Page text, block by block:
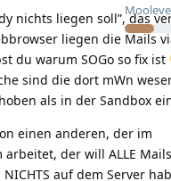
nichts liegen soll”, das
liegen die Mails via
du warum SOGo so fix ist
sind die dort mWn
als in der Sandbox
einen anderen, der im
arbeitet, der will ALLE
auf dem Server